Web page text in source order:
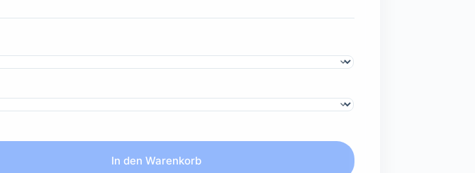
In den Warenkorb